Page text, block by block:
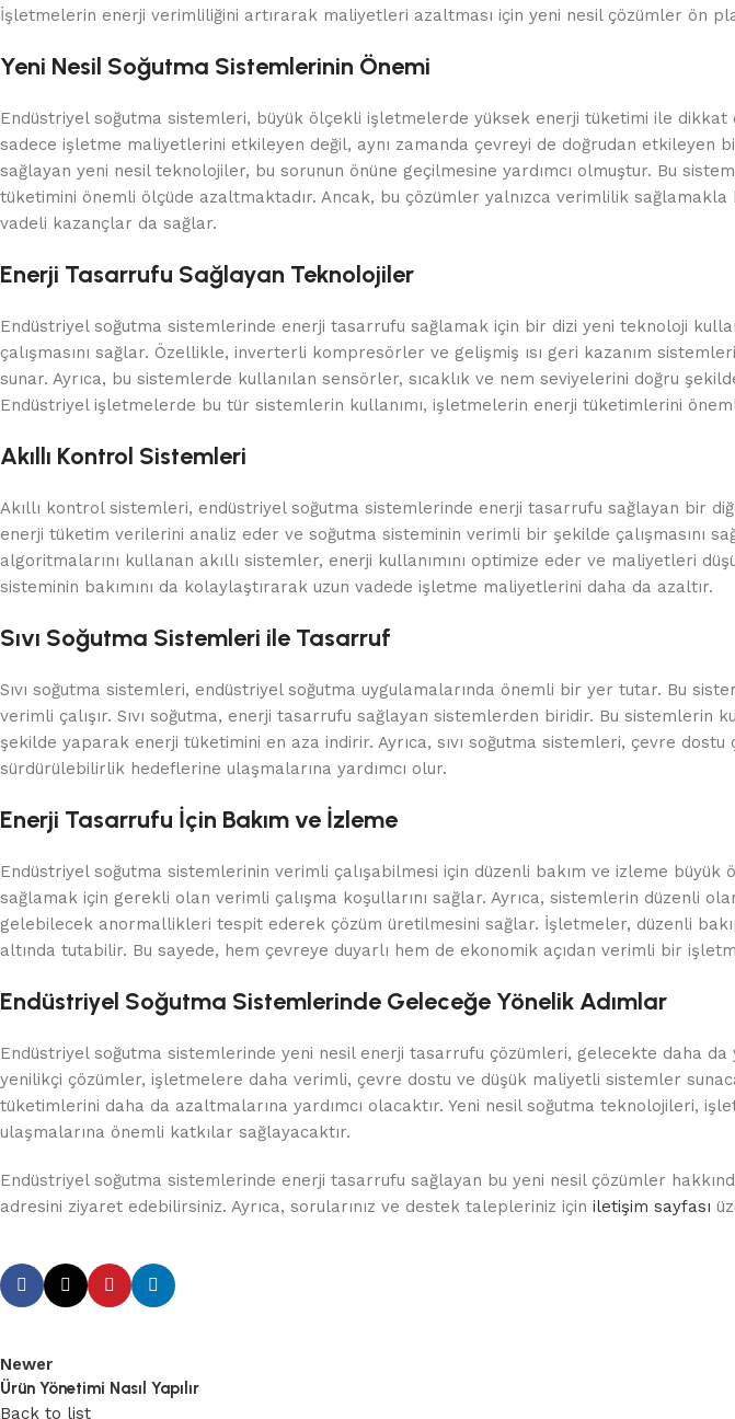
İşletmelerin enerji verimliliğini artırarak maliyetleri azaltması için yeni nesil çözümler ön
Yeni Nesil Soğutma Sistemlerinin Önemi
Endüstriyel soğutma sistemleri, büyük ölçekli işletmelerde yüksek enerji tüketimi ile dikkat
sadece işletme maliyetlerini etkileyen değil, aynı zamanda çevreyi de doğrudan etkileyen
sağlayan yeni nesil teknolojiler, bu sorunun önüne geçilmesine yardımcı olmuştur. Bu
tüketimini önemli ölçüde azaltmaktadır. Ancak, bu çözümler yalnızca verimlilik
vadeli kazançlar da sağlar.
Enerji Tasarrufu Sağlayan Teknolojiler
Endüstriyel soğutma sistemlerinde enerji tasarrufu sağlamak için bir dizi yeni teknoloji
çalışmasını sağlar. Özellikle, inverterli kompresörler ve gelişmiş ısı geri kazanım
sunar. Ayrıca, bu sistemlerde kullanılan sensörler, sıcaklık ve nem seviyelerini doğru
Endüstriyel işletmelerde bu tür sistemlerin kullanımı, işletmelerin enerji tüketimlerini
Akıllı Kontrol Sistemleri
Akıllı kontrol sistemleri, endüstriyel soğutma sistemlerinde enerji tasarrufu sağlayan bir
enerji tüketim verilerini analiz eder ve soğutma sisteminin verimli bir şekilde çalışmasını
algoritmalarını kullanan akıllı sistemler, enerji kullanımını optimize eder ve maliyetleri
sisteminin bakımını da kolaylaştırarak uzun vadede işletme maliyetlerini daha da azaltır.
Sıvı Soğutma Sistemleri ile Tasarruf
Sıvı soğutma sistemleri, endüstriyel soğutma uygulamalarında önemli bir yer tutar. Bu
verimli çalışır. Sıvı soğutma, enerji tasarrufu sağlayan sistemlerden biridir. Bu sistemlerin
şekilde yaparak enerji tüketimini en aza indirir. Ayrıca, sıvı soğutma sistemleri, çevre
sürdürülebilirlik hedeflerine ulaşmalarına yardımcı olur.
Enerji Tasarrufu İçin Bakım ve İzleme
Endüstriyel soğutma sistemlerinin verimli çalışabilmesi için düzenli bakım ve izleme büyük
sağlamak için gerekli olan verimli çalışma koşullarını sağlar. Ayrıca, sistemlerin düzenli
gelebilecek anormallikleri tespit ederek çözüm üretilmesini sağlar. İşletmeler, düzenli
altında tutabilir. Bu sayede, hem çevreye duyarlı hem de ekonomik açıdan verimli bir
Endüstriyel Soğutma Sistemlerinde Geleceğe Yönelik Adımlar
Endüstriyel soğutma sistemlerinde yeni nesil enerji tasarrufu çözümleri, gelecekte daha da
yenilikçi çözümler, işletmelere daha verimli, çevre dostu ve düşük maliyetli sistemler
tüketimlerini daha da azaltmalarına yardımcı olacaktır. Yeni nesil soğutma teknolojileri,
ulaşmalarına önemli katkılar sağlayacaktır.
Endüstriyel soğutma sistemlerinde enerji tasarrufu sağlayan bu yeni nesil çözümler
adresini ziyaret edebilirsiniz. Ayrıca, sorularınız ve destek talepleriniz için iletişim sayfası
Newer
Ürün Yönetimi Nasıl Yapılır
Back to list